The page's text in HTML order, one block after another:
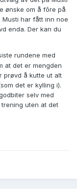
ønske om å fôre på
har fått inn noe
enda. Der kan du
rundene med
at det er mengden
prøvd å kutte ut alt
det er kylling i).
selv med
uten at det